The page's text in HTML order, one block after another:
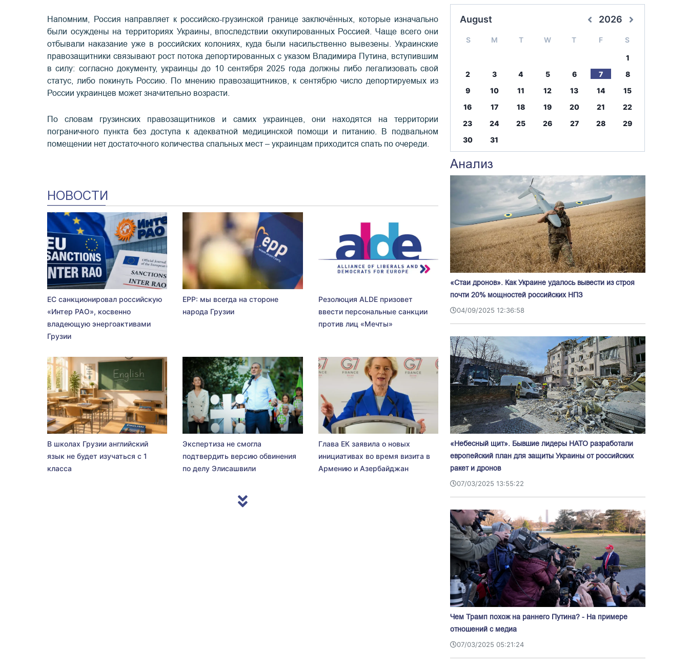
Напомним, Россия направляет к российско-грузинской границе заключённых, которые изначально
были осуждены на территориях Украины, впоследствии оккупированных Россией. Чаще всего они
отбывали наказание уже в российских колониях, куда были насильственно вывезены. Украинские
правозащитники связывают рост потока депортированных с указом Владимира Путина, вступившим
в силу: согласно документу, украинцы до 10 сентября 2025 года должны либо легализовать свой
статус, либо покинуть Россию. По мнению правозащитников, к сентябрю число депортируемых из
России украинцев может значительно возрасти.
По словам грузинских правозащитников и самих украинцев, они находятся на территории
пограничного пункта без доступа к адекватной медицинской помощи и питанию. В подвальном
помещении нет достаточного количества спальных мест – украинцам приходится спать по очереди.
НОВОСТИ
ЕС санкционировал российскую
«Интер РАО», косвенно
владеющую энергоактивами
Грузии
EPP: мы всегда на стороне
народа Грузии
Резолюция ALDE призовет
ввести персональные санкции
против лиц «Мечты»
В школах Грузии английский
язык не будет изучаться с 1
класса
Экспертиза не смогла
подтвердить версию обвинения
по делу Элисашвили
Глава ЕК заявила о новых
инициативах во время визита в
Армению и Азербайджан
August 2026
S M T W T F S
1
2
3 4 5 6 7
8
9
10 11 12 13 14
15
16
17 18 19 20 21
22
23
24 25 26 27 28
29
30
31
Анализ
«Стаи дронов». Как Украине удалось вывести из строя
почти 20% мощностей российских НПЗ
04/09/2025 12:36:58
«Небесный щит». Бывшие лидеры НАТО разработали
европейский план для защиты Украины от российских
ракет и дронов
07/03/2025 13:55:22
Чем Трамп похож на раннего Путина? - На примере
отношений с медиа
07/03/2025 05:21:24